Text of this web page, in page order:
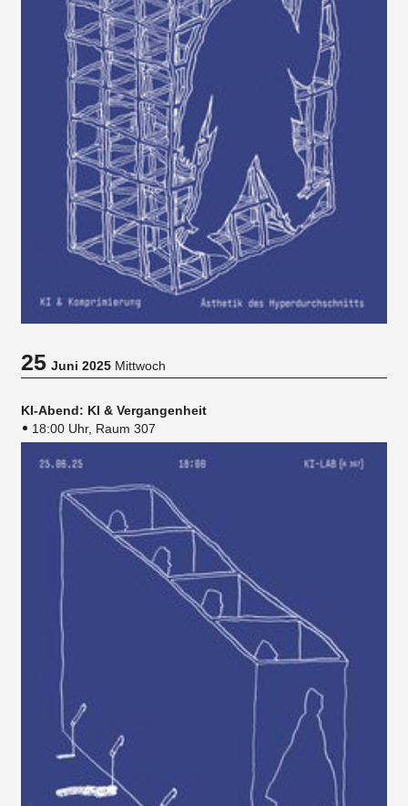
25Juni 2025 Mittwoch
KI-Abend: KI & Vergangenheit
18:00 Uhr, Raum 307